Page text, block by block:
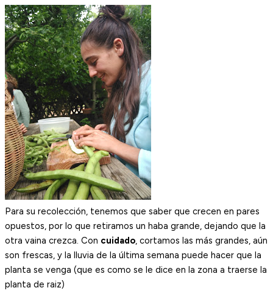
Para su recolección, tenemos que saber que crecen en pares
opuestos, por lo que retiramos un haba grande, dejando que la
otra vaina crezca. Con cuidado, cortamos las más grandes, aún
son frescas, y la lluvia de la última semana puede hacer que la
planta se venga (que es como se le dice en la zona a traerse la
planta de raiz)